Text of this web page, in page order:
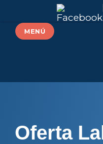
MENÚ
Oferta